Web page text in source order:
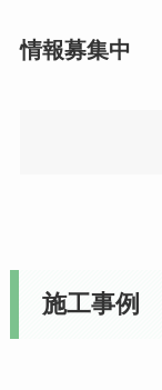
情報募集中
施工事例